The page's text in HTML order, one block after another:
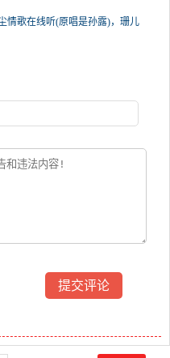
情歌在线听(原唱是孙露)，珊儿
唱点播:454次